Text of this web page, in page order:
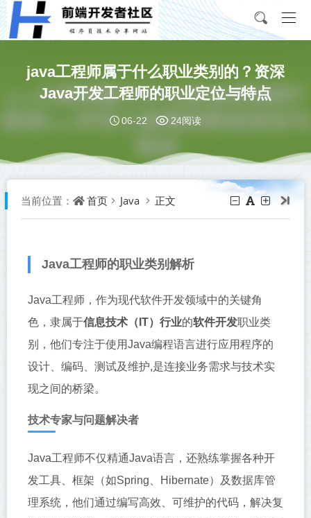
java工程师属于什么职业类别的？资深
Java开发工程师的职业定位与特点
06-22 24阅读
当前位置： 首页 Java 正文
Java工程师的职业类别解析
Java工程师，作为现代软件开发领域中的关键角
色，隶属于信息技术（IT）行业的软件开发职业类
别，他们专注于使用Java编程语言进行应用程序的
设计、编码、测试及维护,是连接业务需求与技术实
现之间的桥梁。
技术专家与问题解决者
Java工程师不仅精通Java语言，还熟练掌握各种开
发工具、框架（如Spring、Hibernate）及数据库管
理系统，他们通过编写高效、可维护的代码，解决复